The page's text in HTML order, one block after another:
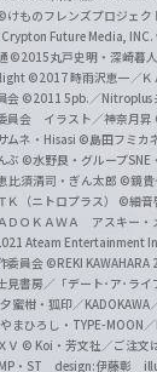
けものフレンズプロジェク
Future Media,
©2015丸戸史明・深崎暮
©2017 時雨沢恵一／
会 ©2011 5pb.／Nitroplus
員会 イラスト／神奈月昇
ムネ・Hisasi ©島田フミカ
ぶ ©水野良・グループSNE
比須清司・ぎん太郎 ©鏡貴
Ｋ（ニトロプラス） ©細音
ＤＯＫＡＷＡ アスキー・
Ateam Entertainment
委員会 ©REKI
見書房／「デート･ア･ラ
蜜柑・狐印／KADOKAWA
まひろし・TYPE-MOON
Ｖ © Koi・芳文社／ご注文
・ST design:伊藤彰